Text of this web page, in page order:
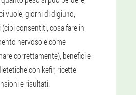
vuole, giorni di digiuno,
consentiti, cosa fare in
nervoso e come
correttamente), benefici e
con kefir, ricette
e risultati.